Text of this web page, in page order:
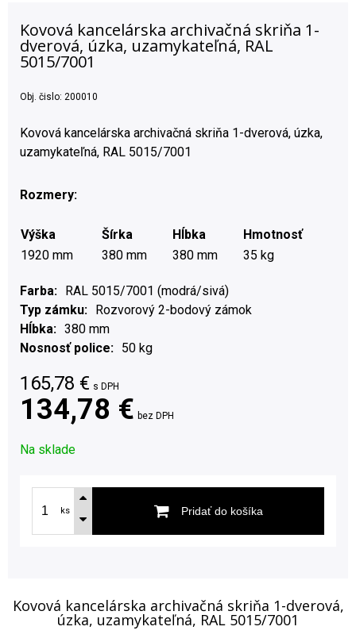
Kovová kancelárska archivačná skriňa 1-
dverová, úzka, uzamykateľná, RAL
5015/7001
Obj. čislo: 200010
Kovová kancelárska archivačná skriňa 1-dverová, úzka,
uzamykateľná, RAL 5015/7001
Rozmery:
Výška Šírka Hĺbka
Hmotnosť
1920 mm
380 mm 380 mm 35 kg
Farba
RAL 5015/7001 (modrá/sivá)
Typ zámku
Rozvorový 2-bodový zámok
Hĺbka
380 mm
Nosnosť police
50 kg
165,78 € s DPH
134,78 € bez DPH
Na sklade
ks Pridať do košíka
Kovová kancelárska archivačná skriňa 1-dverová,
úzka, uzamykateľná, RAL 5015/7001